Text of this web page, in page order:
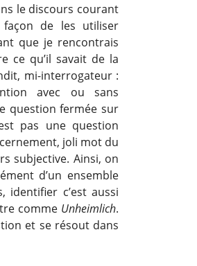
le discours courant
façon de les utiliser
que je rencontrais
ce qu’il savait de la
mi-interrogateur :
avec ou sans
question fermée sur
pas une question
joli mot du
subjective. Ainsi, on
d’un ensemble
identifier c’est aussi
comme Unheimlich.
et se résout dans